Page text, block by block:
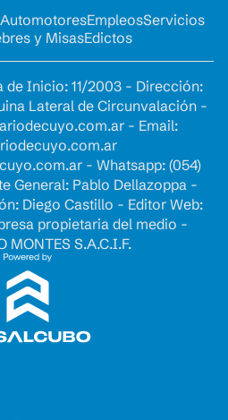
AutomotoresEmpleosServicios
y MisasEdictos
de Inicio: 11/2003 - Dirección:
Lateral de Circunvalación -
- Email:
- Whatsapp: (054)
General: Pablo Dellazoppa -
Diego Castillo - Editor Web:
propietaria del medio -
MONTES S.A.C.I.F.